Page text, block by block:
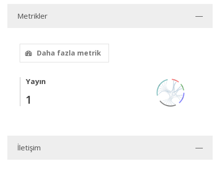
Metrikler
Daha fazla metrik
Yayın
1
İletişim